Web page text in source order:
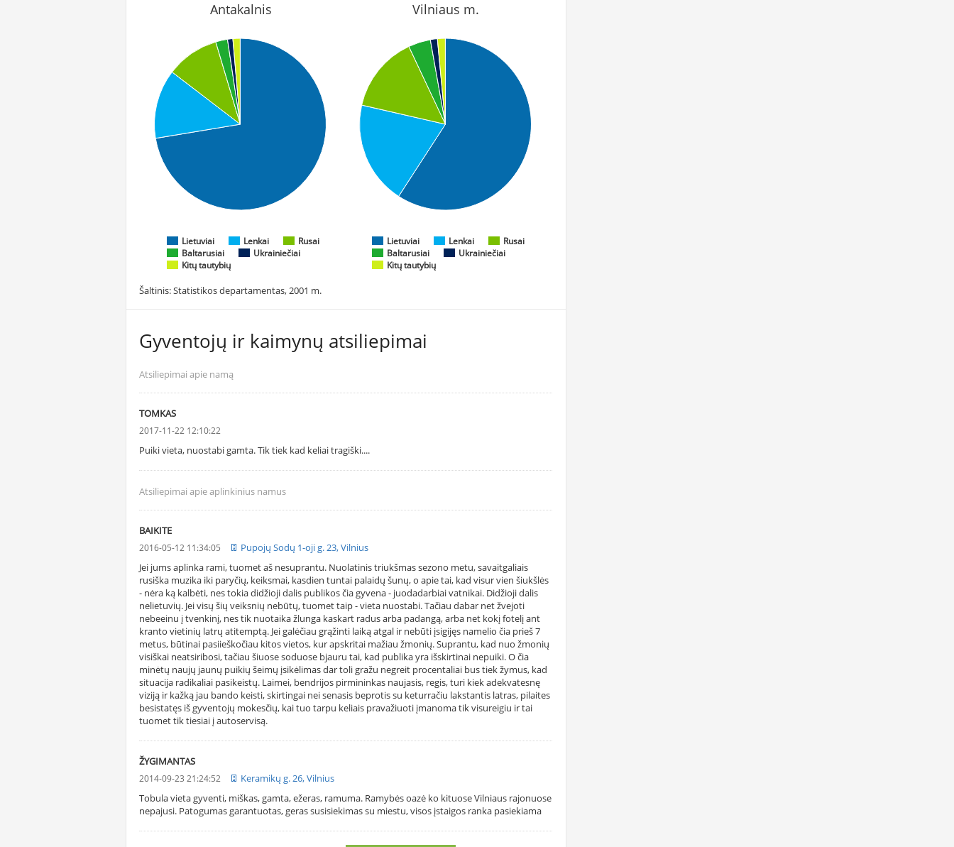
Antakalnis
Lietuviai Lenkai
Rusai
Baltarusiai
Ukrainiečiai
Kitų tautybių
Vilniaus m.
Lietuviai Lenkai
Rusai
Baltarusiai
Ukrainiečiai
Kitų tautybių
Šaltinis: Statistikos departamentas, 2001 m.
Gyventojų ir kaimynų atsiliepimai
Atsiliepimai apie namą
TOMKAS
2017-11-22 12:10:22
Puiki vieta, nuostabi gamta. Tik tiek kad keliai tragiški....
Atsiliepimai apie aplinkinius namus
BAIKITE
2016-05-12 11:34:05
Pupojų Sodų 1-oji g. 23, Vilnius
Jei jums aplinka rami, tuomet aš nesuprantu. Nuolatinis triukšmas sezono metu, savaitgaliais
rusiška muzika iki paryčių, keiksmai, kasdien tuntai palaidų šunų, o apie tai, kad visur vien šiukšlės
- nėra ką kalbėti, nes tokia didžioji dalis publikos čia gyvena - juodadarbiai vatnikai. Didžioji dalis
nelietuvių. Jei visų šių veiksnių nebūtų, tuomet taip - vieta nuostabi. Tačiau dabar net žvejoti
nebeeinu į tvenkinį, nes tik nuotaika žlunga kaskart radus arba padangą, arba net kokį fotelį ant
kranto vietinių latrų atitemptą. Jei galėčiau grąžinti laiką atgal ir nebūti įsigijęs namelio čia prieš 7
metus, būtinai pasiieškočiau kitos vietos, kur apskritai mažiau žmonių. Suprantu, kad nuo žmonių
visiškai neatsiribosi, tačiau šiuose soduose bjauru tai, kad publika yra išskirtinai nepuiki. O čia
minėtų naujų jaunų puikių šeimų įsikėlimas dar toli gražu negreit procentaliai bus tiek žymus, kad
situacija radikaliai pasikeistų. Laimei, bendrijos pirmininkas naujasis, regis, turi kiek adekvatesnę
viziją ir kažką jau bando keisti, skirtingai nei senasis beprotis su keturračiu lakstantis latras, pilaites
besistatęs iš gyventojų mokesčių, kai tuo tarpu keliais pravažiuoti įmanoma tik visureigiu ir tai
tuomet tik tiesiai į autoservisą.
ŽYGIMANTAS
2014-09-23 21:24:52
Keramikų g. 26, Vilnius
Tobula vieta gyventi, miškas, gamta, ežeras, ramuma. Ramybės oazė ko kituose Vilniaus rajonuose
nepajusi. Patogumas garantuotas, geras susisiekimas su miestu, visos įstaigos ranka pasiekiama